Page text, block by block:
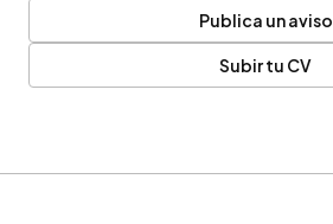
Publica un aviso
Subir tu CV